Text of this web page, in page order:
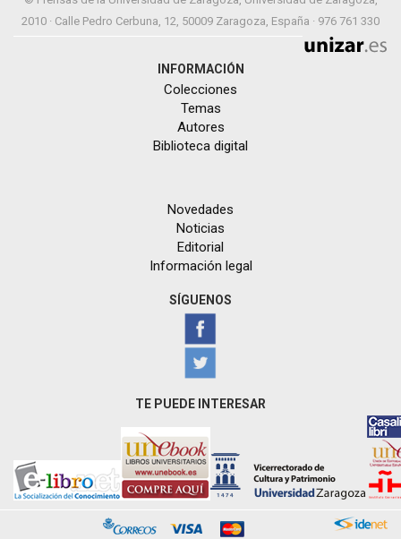
2010 · Calle Pedro Cerbuna, 12, 50009 Zaragoza, España · 976 761 330
INFORMACIÓN
Colecciones
Temas
Autores
Biblioteca digital
Novedades
Noticias
Editorial
Información legal
SÍGUENOS
TE PUEDE INTERESAR